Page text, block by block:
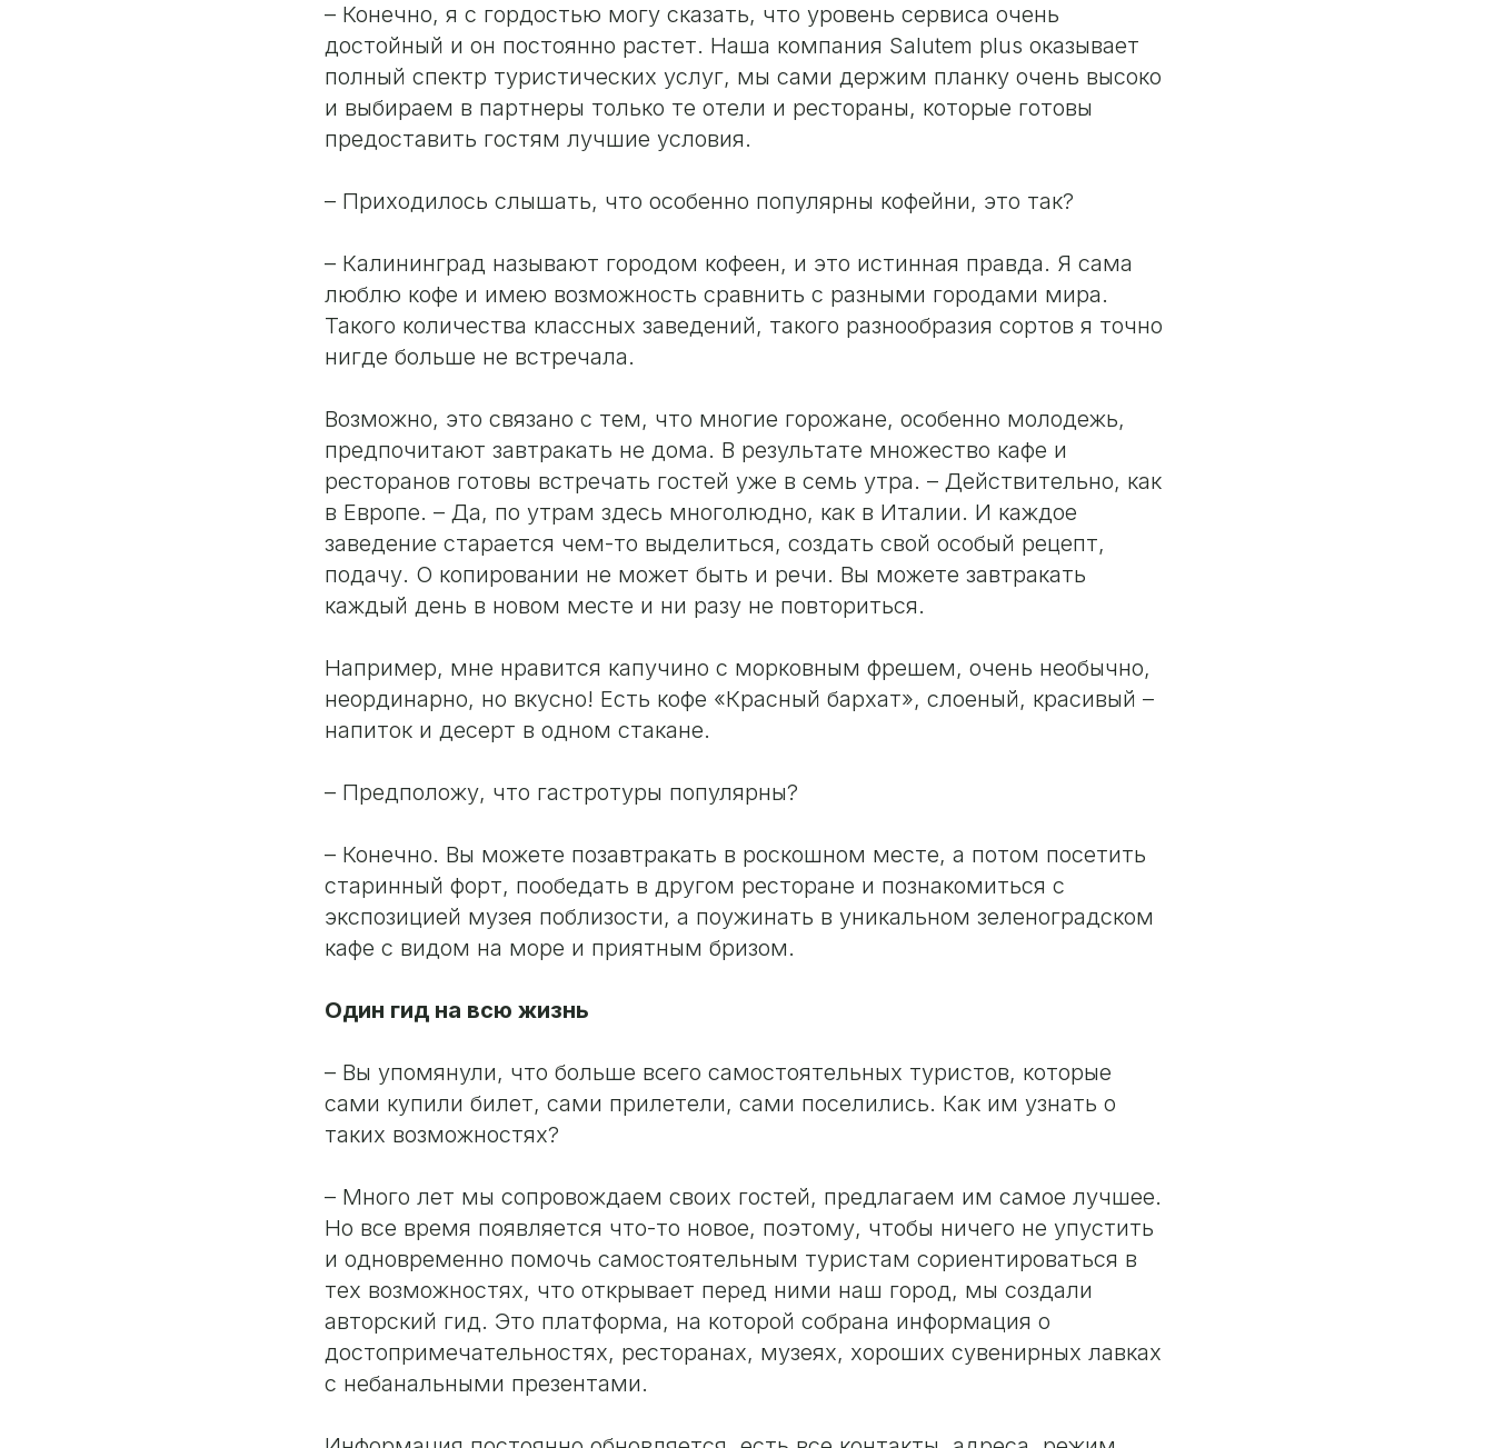
– Конечно, я с гордостью могу сказать, что уровень сервиса очень
достойный и он постоянно растет. Наша компания Salutem plus оказывает
полный спектр туристических услуг, мы сами держим планку очень высоко
и выбираем в партнеры только те отели и рестораны, которые готовы
предоставить гостям лучшие условия.
– Приходилось слышать, что особенно популярны кофейни, это так?
– Калининград называют городом кофеен, и это истинная правда. Я сама
люблю кофе и имею возможность сравнить с разными городами мира.
Такого количества классных заведений, такого разнообразия сортов я точно
нигде больше не встречала.
Возможно, это связано с тем, что многие горожане, особенно молодежь,
предпочитают завтракать не дома. В результате множество кафе и
ресторанов готовы встречать гостей уже в семь утра. – Действительно, как
в Европе. – Да, по утрам здесь многолюдно, как в Италии. И каждое
заведение старается чем-то выделиться, создать свой особый рецепт,
подачу. О копировании не может быть и речи. Вы можете завтракать
каждый день в новом месте и ни разу не повториться.
Например, мне нравится капучино с морковным фрешем, очень необычно,
неординарно, но вкусно! Есть кофе «Красный бархат», слоеный, красивый –
напиток и десерт в одном стакане.
– Предположу, что гастротуры популярны?
– Конечно. Вы можете позавтракать в роскошном месте, а потом посетить
старинный форт, пообедать в другом ресторане и познакомиться с
экспозицией музея поблизости, а поужинать в уникальном зеленоградском
кафе с видом на море и приятным бризом.
Один гид на всю жизнь
– Вы упомянули, что больше всего самостоятельных туристов, которые
сами купили билет, сами прилетели, сами поселились. Как им узнать о
таких возможностях?
– Много лет мы сопровождаем своих гостей, предлагаем им самое лучшее.
Но все время появляется что-то новое, поэтому, чтобы ничего не упустить
и одновременно помочь самостоятельным туристам сориентироваться в
тех возможностях, что открывает перед ними наш город, мы создали
авторский гид. Это платформа, на которой собрана информация о
достопримечательностях, ресторанах, музеях, хороших сувенирных лавках
с небанальными презентами.